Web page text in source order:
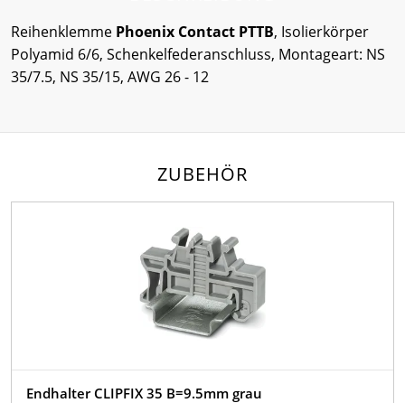
Reihenklemme Phoenix Contact PTTB, Isolierkörper
Polyamid 6/6, Schenkelfederanschluss, Montageart: NS
35/7.5, NS 35/15, AWG 26 - 12
ZUBEHÖR
Endhalter CLIPFIX 35 B=9.5mm grau